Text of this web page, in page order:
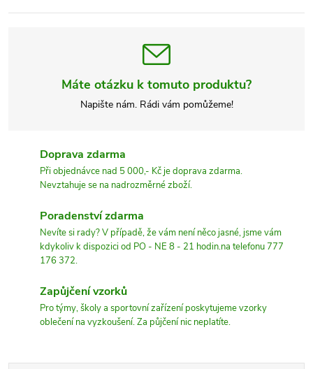
Máte otázku k tomuto produktu?
Napište nám. Rádi vám pomůžeme!
Doprava zdarma
Při objednávce nad 5 000,- Kč je doprava zdarma.
Nevztahuje se na nadrozměrné zboží.
Poradenství zdarma
Nevíte si rady? V případě, že vám není něco jasné, jsme vám
kdykoliv k dispozici od PO - NE 8 - 21 hodin.na telefonu 777
176 372.
Zapůjčení vzorků
Pro týmy, školy a sportovní zařízení poskytujeme vzorky
oblečení na vyzkoušení. Za půjčení nic neplatíte.